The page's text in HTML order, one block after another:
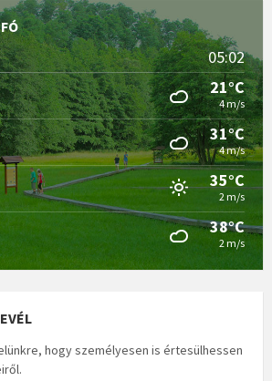
05:02
21°C
4 m/s
31°C
4 m/s
35°C
2 m/s
38°C
2 m/s
hogy személyesen is értesülhessen